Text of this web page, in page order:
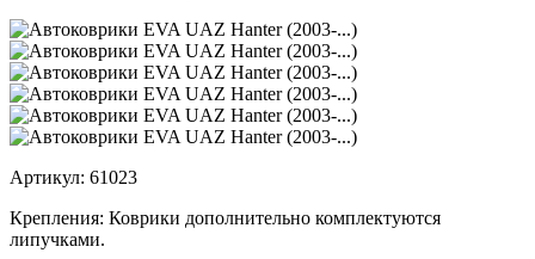
Артикул: 61023
Крепления: Коврики дополнительно комплектуются
липучками.